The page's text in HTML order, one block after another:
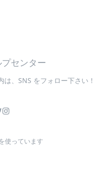
センター
、SNS をフォロー下さい！
使っています